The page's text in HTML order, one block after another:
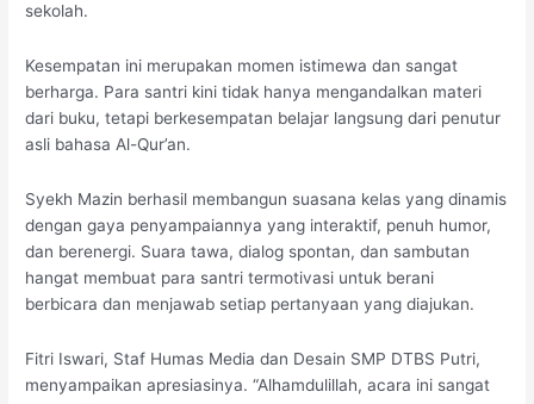
sekolah.
Kesempatan ini merupakan momen istimewa dan sangat
berharga. Para santri kini tidak hanya mengandalkan materi
dari buku, tetapi berkesempatan belajar langsung dari penutur
asli bahasa Al-Qur’an.
Syekh Mazin berhasil membangun suasana kelas yang dinamis
dengan gaya penyampaiannya yang interaktif, penuh humor,
dan berenergi. Suara tawa, dialog spontan, dan sambutan
hangat membuat para santri termotivasi untuk berani
berbicara dan menjawab setiap pertanyaan yang diajukan.
Fitri Iswari, Staf Humas Media dan Desain SMP DTBS Putri,
menyampaikan apresiasinya. “Alhamdulillah, acara ini sangat